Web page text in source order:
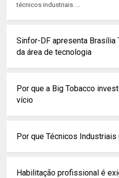
técnicos industriais. ...
Sinfor-DF apresenta Brasília
da área de tecnologia
Por que a Big Tobacco
vício
Por que Técnicos
Habilitação profissional é